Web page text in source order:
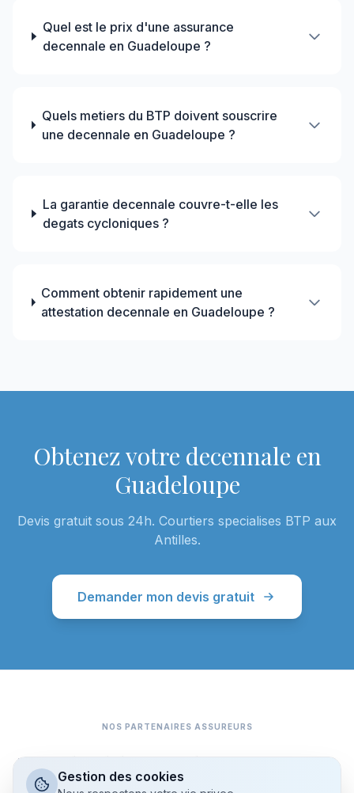
Quel est le prix d'une assurance
decennale en Guadeloupe ?
Quels metiers du BTP doivent souscrire
une decennale en Guadeloupe ?
La garantie decennale couvre-t-elle les
degats cycloniques ?
Comment obtenir rapidement une
attestation decennale en Guadeloupe ?
Obtenez votre decennale en
Guadeloupe
Devis gratuit sous 24h. Courtiers specialises BTP aux
Antilles.
Demander mon devis gratuit
NOS PARTENAIRES ASSUREURS
AIG
APRIL
JL ASSURE EURODOMMAGES
Gestion des cookies